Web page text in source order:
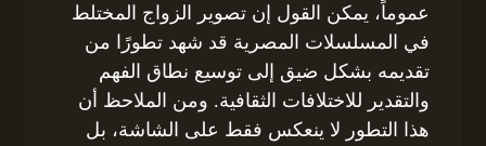
عموماً، يمكن القول إن تصوير الزواج المختلط
في المسلسلات المصرية قد شهد تطورًا من
تقديمه بشكل ضيق إلى توسيع نطاق الفهم
والتقدير للاختلافات الثقافية. ومن الملاحظ أن
هذا التطور لا ينعكس فقط على الشاشة، بل